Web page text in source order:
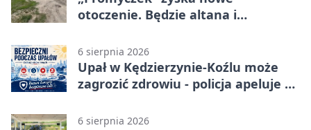
otoczenie. Będzie altana i
6 sierpnia 2026
Upał w Kędzierzynie-Koźlu może
zagrozić zdrowiu - policja apeluje o
6 sierpnia 2026